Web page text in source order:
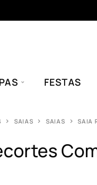
FESTAS
SAIAS SAIAS SAIA